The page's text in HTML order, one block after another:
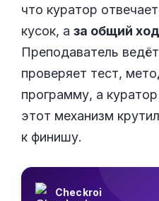
что куратор
кусок, а за общий
Преподаватель
проверяет тест,
программу, а
этот механизм
к финишу.
Checkroi